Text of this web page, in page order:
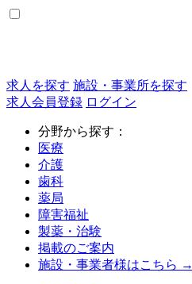
求人を探す 施設・事業所を探す
求人会員登録 ログイン
分野から探す：
医療
介護
歯科
薬局
障害福祉
製薬・治験
掲載のご案内
施設・事業者様はこちら →